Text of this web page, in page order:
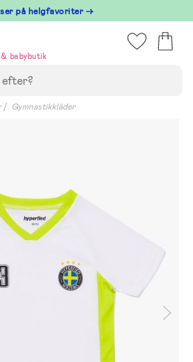
på helgfavoriter →
babybutik
Gymnastikkläder